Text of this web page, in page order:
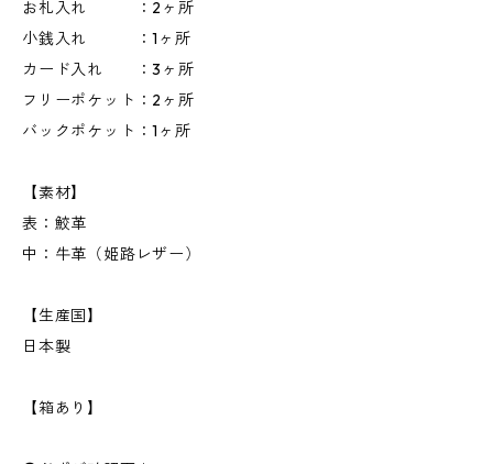
お札入れ ：2ヶ所
小銭入れ ：1ヶ所
カード入れ ：3ヶ所
フリーポケット：2ヶ所
バックポケット：1ヶ所
【素材】
表：鮫革
中：牛革（姫路レザー）
【生産国】
日本製
【箱あり】